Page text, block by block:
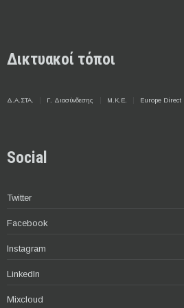
Δικτυακοί τόποι
Δ.Α.ΣΤΑ. Γ. Διασύνδεσης Μ.Κ.Ε. Europe Direct
Social
Twitter
Facebook
Instagram
LinkedIn
Mixcloud